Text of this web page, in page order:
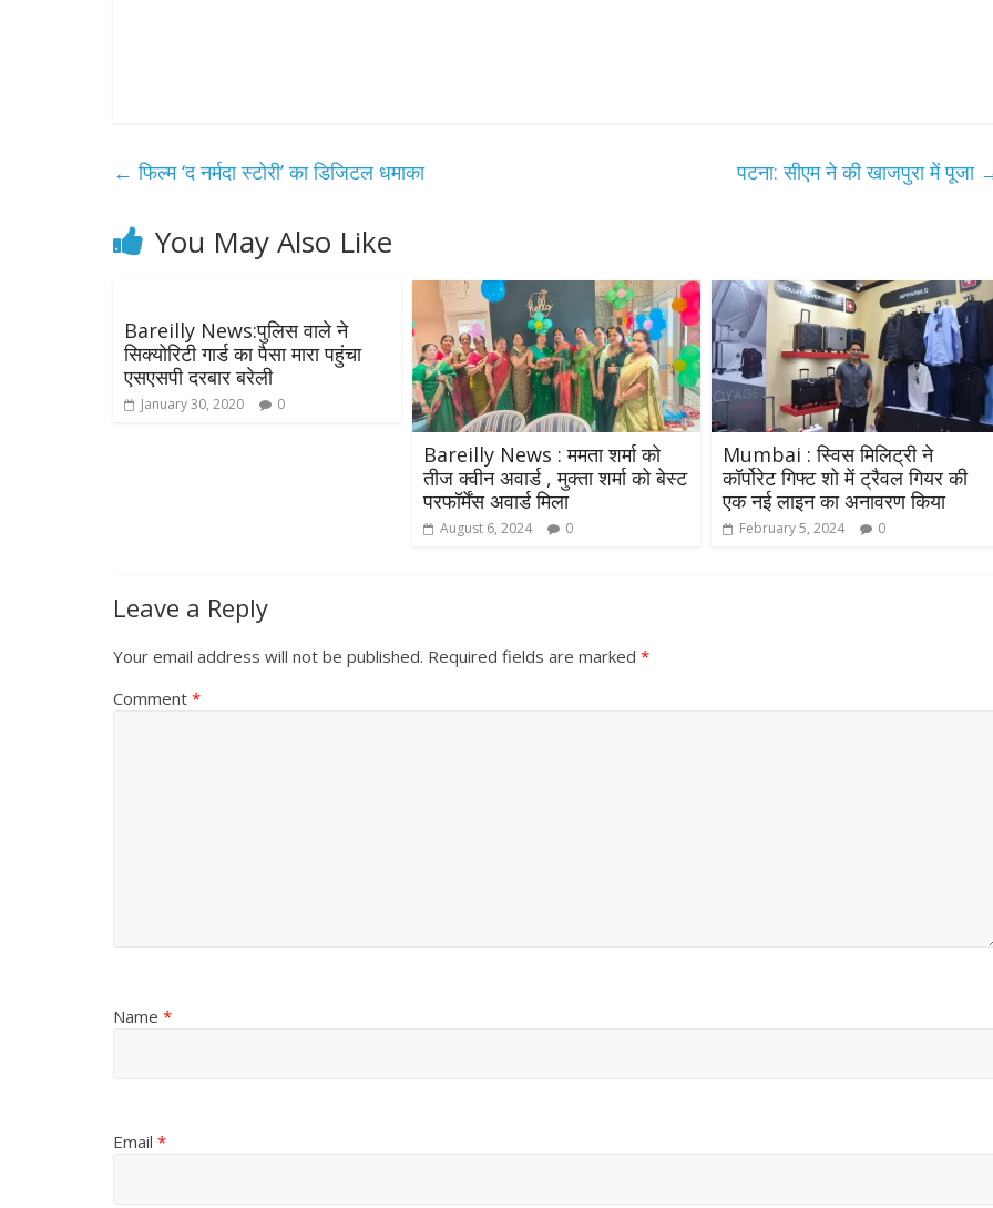
← फिल्म ‘द नर्मदा स्टोरी’ का डिजिटल धमाका पटना: सीएम ने की खाजपुरा में पूजा
You May Also Like
Bareilly News:पुलिस वाले ने
सिक्योरिटी गार्ड का पैसा मारा पहुंचा
एसएसपी दरबार बरेली
January 30, 2020 0
Bareilly News : ममता शर्मा को
तीज क्वीन अवार्ड , मुक्ता शर्मा को बेस्ट
परफॉर्मेंस अवार्ड मिला
August 6, 2024 0
Mumbai : स्विस मिलिट्री ने
कॉर्पोरेट गिफ्ट शो में ट्रैवल गियर की
एक नई लाइन का अनावरण किया
February 5, 2024 0
Leave a Reply
Your email address will not be published. Required fields are marked *
Comment *
Name *
Email *